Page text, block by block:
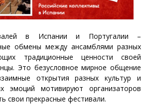
в Испании и Португалии –
обмены между ансамблями разных
традиционные ценности своей
Это безусловное мирное общение
открытия разных культур и
эмоций мотивируют организаторов
свои прекрасные фестивали.